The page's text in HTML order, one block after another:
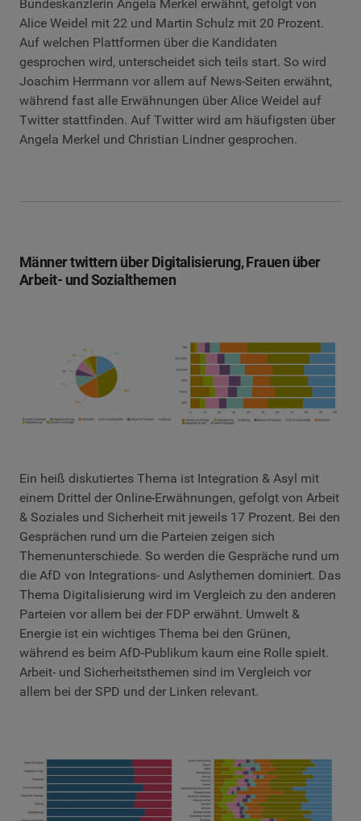
Bundeskanzlerin Angela Merkel erwähnt, gefolgt von
Alice Weidel mit 22 und Martin Schulz mit 20 Prozent.
Auf welchen Plattformen über die Kandidaten
gesprochen wird, unterscheidet sich teils start. So wird
Joachim Herrmann vor allem auf News-Seiten erwähnt,
während fast alle Erwähnungen über Alice Weidel auf
Twitter stattfinden. Auf Twitter wird am häufigsten über
Angela Merkel und Christian Lindner gesprochen.
Männer twittern über Digitalisierung, Frauen über
Arbeit- und Sozialthemen
Ein heiß diskutiertes Thema ist Integration & Asyl mit
einem Drittel der Online-Erwähnungen, gefolgt von Arbeit
& Soziales und Sicherheit mit jeweils 17 Prozent. Bei den
Gesprächen rund um die Parteien zeigen sich
Themenunterschiede. So werden die Gespräche rund um
die AfD von Integrations- und Aslythemen dominiert. Das
Thema Digitalisierung wird im Vergleich zu den anderen
Parteien vor allem bei der FDP erwähnt. Umwelt &
Energie ist ein wichtiges Thema bei den Grünen,
während es beim AfD-Publikum kaum eine Rolle spielt.
Arbeit- und Sicherheitsthemen sind im Vergleich vor
allem bei der SPD und der Linken relevant.